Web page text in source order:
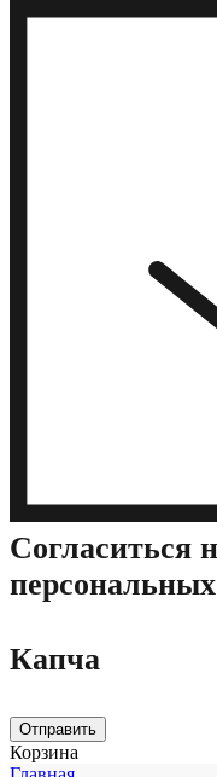
Cогласиться
Капча
Отправить
Корзина